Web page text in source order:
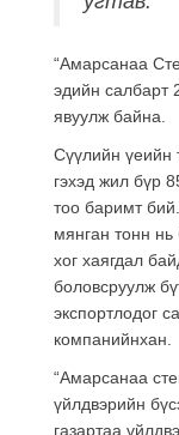
“Амарсанаа
эдийн салбарт
явуулж байна.
Сүүлийн үеийн
гэхэд жил бүр
тоо баримт
мянган тонн
хог хаягдал
боловсруулж
экспортлодог
компанийнхан.
“Амарсанаа
үйлдвэрийн
газартаа